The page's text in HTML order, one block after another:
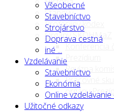
Stanovy
Profesijný kódex
Orgány SKOHMaZ
Konferencia
Prezídium
Revízna
Pracovné
orgány
Všeobecné
Stavebníctvo
Strojárstvo
Doprava cestná
iné ...
Vzdelávanie
Stavebníctvo
Ekonómia
Online
Užitočné odkazy